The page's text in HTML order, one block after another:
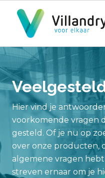
Hier vind je
voorkomende vragen
gesteld. Of je nu op
over onze producten,
algemene vragen
streven ernaar om je